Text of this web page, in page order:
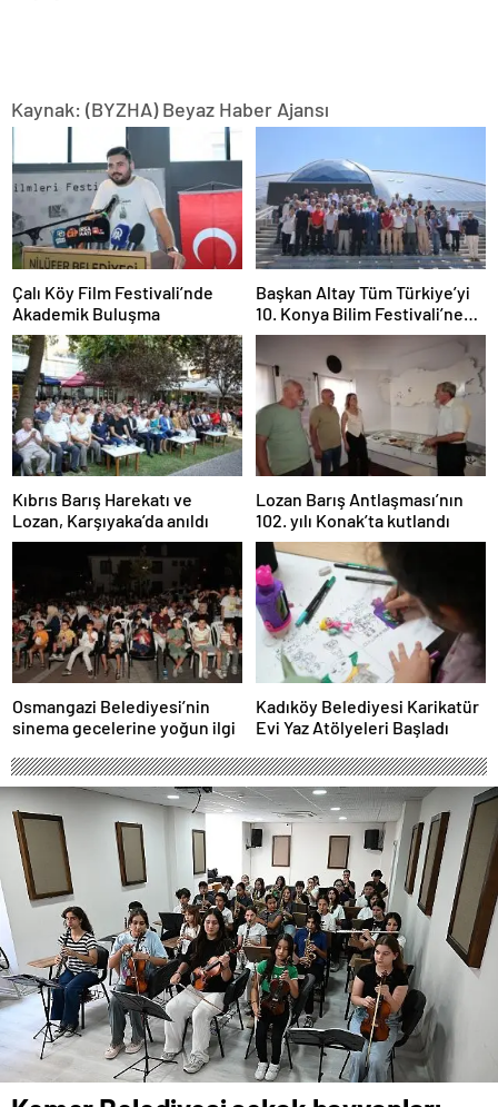
Kaynak: (BYZHA) Beyaz Haber Ajansı
Çalı Köy Film Festivali’nde
Akademik Buluşma
Başkan Altay Tüm Türkiye’yi
10. Konya Bilim Festivali’ne
Davet Etti
Kıbrıs Barış Harekatı ve
Lozan, Karşıyaka’da anıldı
Lozan Barış Antlaşması’nın
102. yılı Konak’ta kutlandı
Osmangazi Belediyesi’nin
sinema gecelerine yoğun ilgi
Kadıköy Belediyesi Karikatür
Evi Yaz Atölyeleri Başladı